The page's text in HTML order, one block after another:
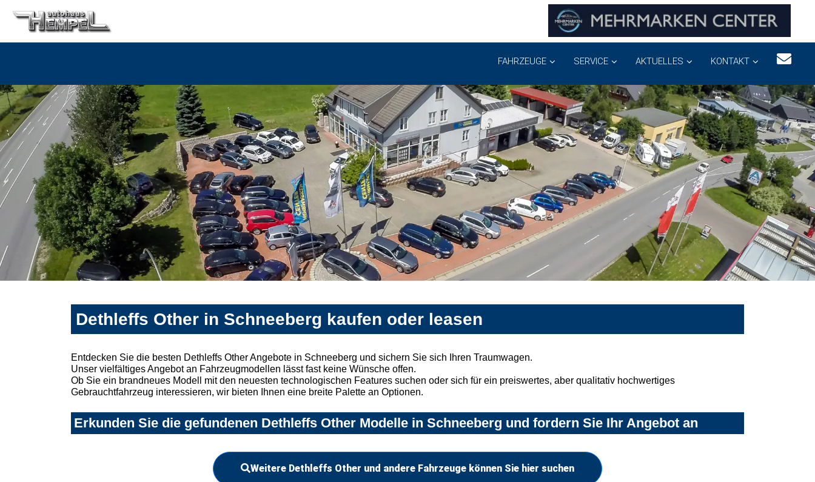
FAHRZEUGE SERVICE AKTUELLES KONTAKT
Dethleffs Other in Schneeberg kaufen oder leasen
Entdecken Sie die besten Dethleffs Other Angebote in Schneeberg und sichern Sie sich Ihren Traumwagen.
Unser vielfältiges Angebot an Fahrzeugmodellen lässt fast keine Wünsche offen.
Ob Sie ein brandneues Modell mit den neuesten technologischen Features suchen oder sich für ein preiswertes, aber qualitativ hochwertiges
Gebrauchtfahrzeug interessieren, wir bieten Ihnen eine breite Palette an Optionen.
Erkunden Sie die gefundenen Dethleffs Other Modelle in Schneeberg und fordern Sie Ihr Angebot an
Weitere Dethleffs Other und andere Fahrzeuge können Sie hier suchen